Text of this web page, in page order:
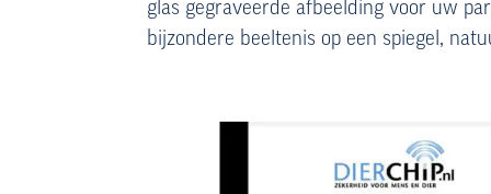
glas gegraveerde afbeelding voor uw
bijzondere beeltenis op een spiegel,